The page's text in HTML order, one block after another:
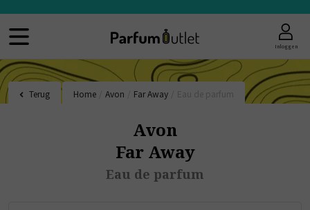
Inloggen
Terug Home Avon Far Away
Avon
Far Away
Eau de parfum